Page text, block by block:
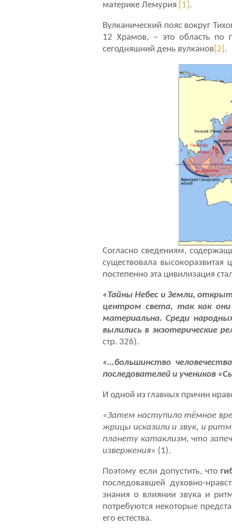
материке Лемурия
[1] .
Вулканический пояс вокруг
12 Храмов, – это область по
сегодняшний день вулканов [2] .
Согласно сведениям,
существовала высокоразвитая
постепенно эта цивилизация
«Тайны Небес и Земли,
центром света, так как они
материальна. Среди
вылились в экзотерические
стр. 326).
«…большинство
последователей и учеников
И одной из главных причин
«Затем наступило тёмное
жрицы исказили и звук, и
планету катаклизм, что
извержения» (1).
Поэтому если допустить, что
последовавшей духовно-
знания о влиянии звука и
потребуются некоторые
его естества.